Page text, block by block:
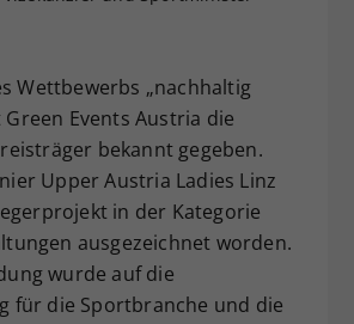
Wettbewerbs „nachhaltig
Green Events Austria die
bekannt gegeben.
Upper Austria Ladies Linz
in der Kategorie
ausgezeichnet worden.
wurde auf die
für die Sportbranche und die
Wert speichert Ihre Consent-
generierte ID, für die
Speicherung Ihrer
Betreiber dies eingestellt